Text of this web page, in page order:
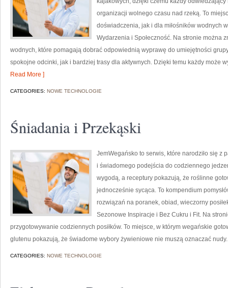
organizacji wolnego czasu nad rzeką. To
doświadczenia, jak i dla miłośników wodnych
Wydarzenia i Społeczność. Na stronie można
wodnych, które pomagają dobrać odpowiednią wyprawę do umiejętności
spokojne odcinki, jak i bardziej trasy dla aktywnych. Dzięki temu każdy może
Read More ]
CATEGORIES: NOWE TECHNOLOGIE
Śniadania i Przekąski
JemWegańsko to serwis, które narodziło się
i świadomego podejścia do codziennego
wygodą, a receptury pokazują, że roślinne
jednocześnie sycąca. To kompendium
rozwiązań na poranek, obiad, wieczorny
Sezonowe Inspiracje i Bez Cukru i Fit. Na
przygotowywanie codziennych posiłków. To miejsce, w którym wegańskie
glutenu pokazują, że świadome wybory żywieniowe nie muszą oznaczać nudy.
CATEGORIES: NOWE TECHNOLOGIE